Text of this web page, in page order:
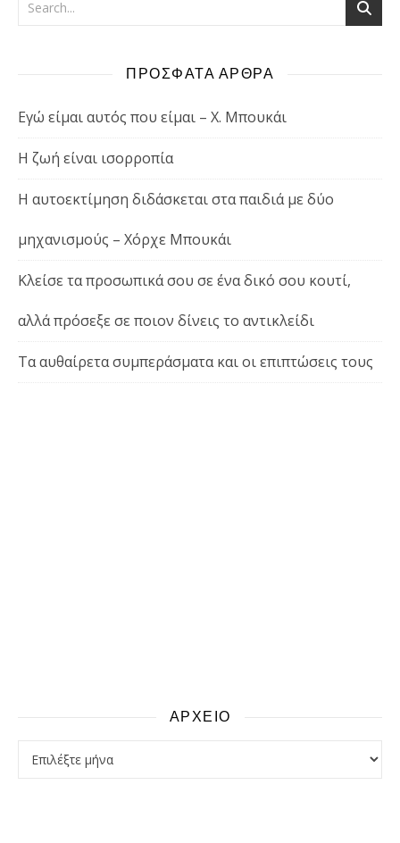
ΠΡΟΣΦΑΤΑ ΑΡΘΡΑ
Εγώ είμαι αυτός που είμαι – Χ. Μπουκάι
Η ζωή είναι ισορροπία
Η αυτοεκτίμηση διδάσκεται στα παιδιά με δύο
μηχανισμούς – Χόρχε Μπουκάι
Κλείσε τα προσωπικά σου σε ένα δικό σου κουτί,
αλλά πρόσεξε σε ποιον δίνεις το αντικλείδι
Τα αυθαίρετα συμπεράσματα και οι επιπτώσεις τους
ΑΡΧΕΙΟ